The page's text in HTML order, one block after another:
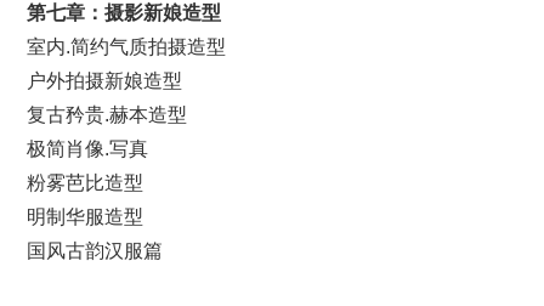
第七章：摄影新娘造型
室内.简约气质拍摄造型
户外拍摄新娘造型
复古矜贵.赫本造型
极简肖像.写真
粉雾芭比造型
明制华服造型
国风古韵汉服篇